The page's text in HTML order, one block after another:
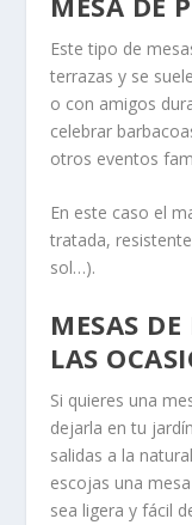
Este tipo de
terrazas y se
o con amigos
celebrar
otros eventos
En este caso el
tratada,
sol…).
MESAS
LAS
Si quieres una
dejarla en tu
salidas a la
escojas una
sea ligera y fácil